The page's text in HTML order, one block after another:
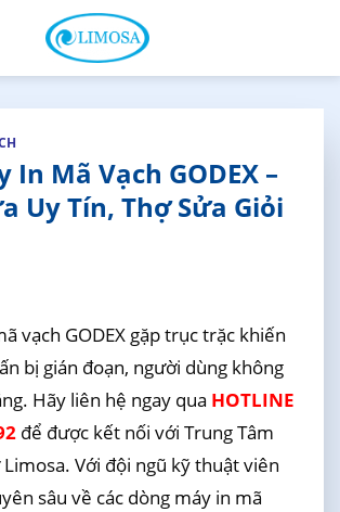
In Mã Vạch GODEX –
Uy Tín, Thợ Sửa Giỏi
vạch GODEX gặp trục trặc khiến
bị gián đoạn, người dùng không
Hãy liên hệ ngay qua HOTLINE
để được kết nối với Trung Tâm
Với đội ngũ kỹ thuật viên
sâu về các dòng máy in mã